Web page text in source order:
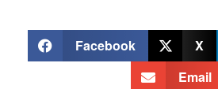
Facebook X
Email